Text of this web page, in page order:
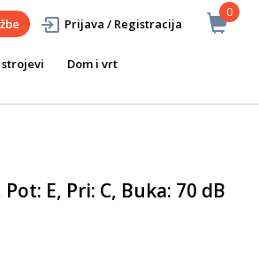
0
Prijava / Registracija
Dom i vrt
E, Pri: C, Buka: 70 dB